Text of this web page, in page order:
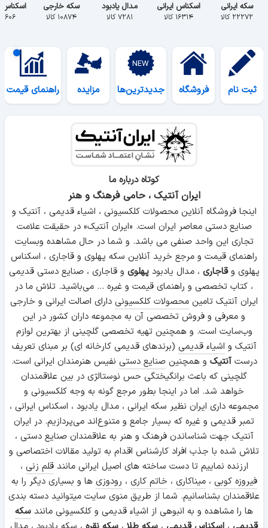
سکه ایرانی
۲۲۲۷۲ کالا
اسکناس ایرانی
۱۶۳۱۴ کالا
مدال یادبود
۷۲۸۱ کالا
سکه خارجی
۱۰۸۷۴ کالا ۵۶۰۶ کالا
ثبت نام فروشگاه جدیدترین‌ها مزایده راهنمای قیمت
کوتاه درباره ما
ایران آنتیک ، حامی فرهنگ و هنر
اینجا فروشگاه آنلاین محصولات کلکسیونی ، اشیاء قدیمی ، آنتیک و
صنایع دستی معاصر ایران است. «ایران آنتیک» در حقیقت علامت
تجاری این واحد صنفی می باشد. و شما در حال مشاهده وبسایت
راهنمای قیمت و مرجع خرید آنلاین سکه پهلوی و قاجاری ، اسکناس
پهلوی وقاجاری ، مدال یادبودپهلوی و قاجاری ، صنایع دستی قدیمی
، کتاب تخصصی و راهنمای قیمت و غیره ... می‌باشید. تلاش ما در
ایران آنتیک تامین محصولات کلکسیونی دارای اصالت ایرانی و خارجی
و معرفی و فروش تخصصی آن به مجموعه داران کشور در این
وب‌سایت است. و همچنین تهیه تخصصی گلچینی از بهترین لوازم
آنتیک و اشیاء قدیمی (برندهای قدیمی کارخانه ای) بر مبنای تعریف
درستآنتیک و همچنینصنایع دستی نفیس هنرمندان ایرانی است.
گلچینی که باعث برانگیختگی حس نوستالژی در بین علاقمندان
خواهد شد. اما در اینجا بطور مرجع گونه به وجه کلکسیونی و
مجموعه داری ایران نظیر سکه ایرانی ، مدال یادبود ، اسکناس ایرانی ،
تمبر قدیمی و غیره که بسیار جامع و متنوع‌اند می‌پردازیم. در ایران
آنتیک جهت شناساندن فرهنگ و هنر به علاقمندان صنایع دستی ،
تلاش شده با جذب افراد کارشناس اقدام به تولید مقالات اختصاصی و
ارزنده نماییم تا دست ساخته های اصیل ایرانی مانندقلم زنی ،
فیروزه کوبی ،میناکاری ، خاتم کاری ، رودوزی ها و بسیاری دیگر را به
علاقمندان بشناسانیم. شما از طریق منوی سایت میتوانید دسته بندی
ها را مشاهده و به انبوهی از اشیاء قدیمی و کلکسیونی مانند سکه